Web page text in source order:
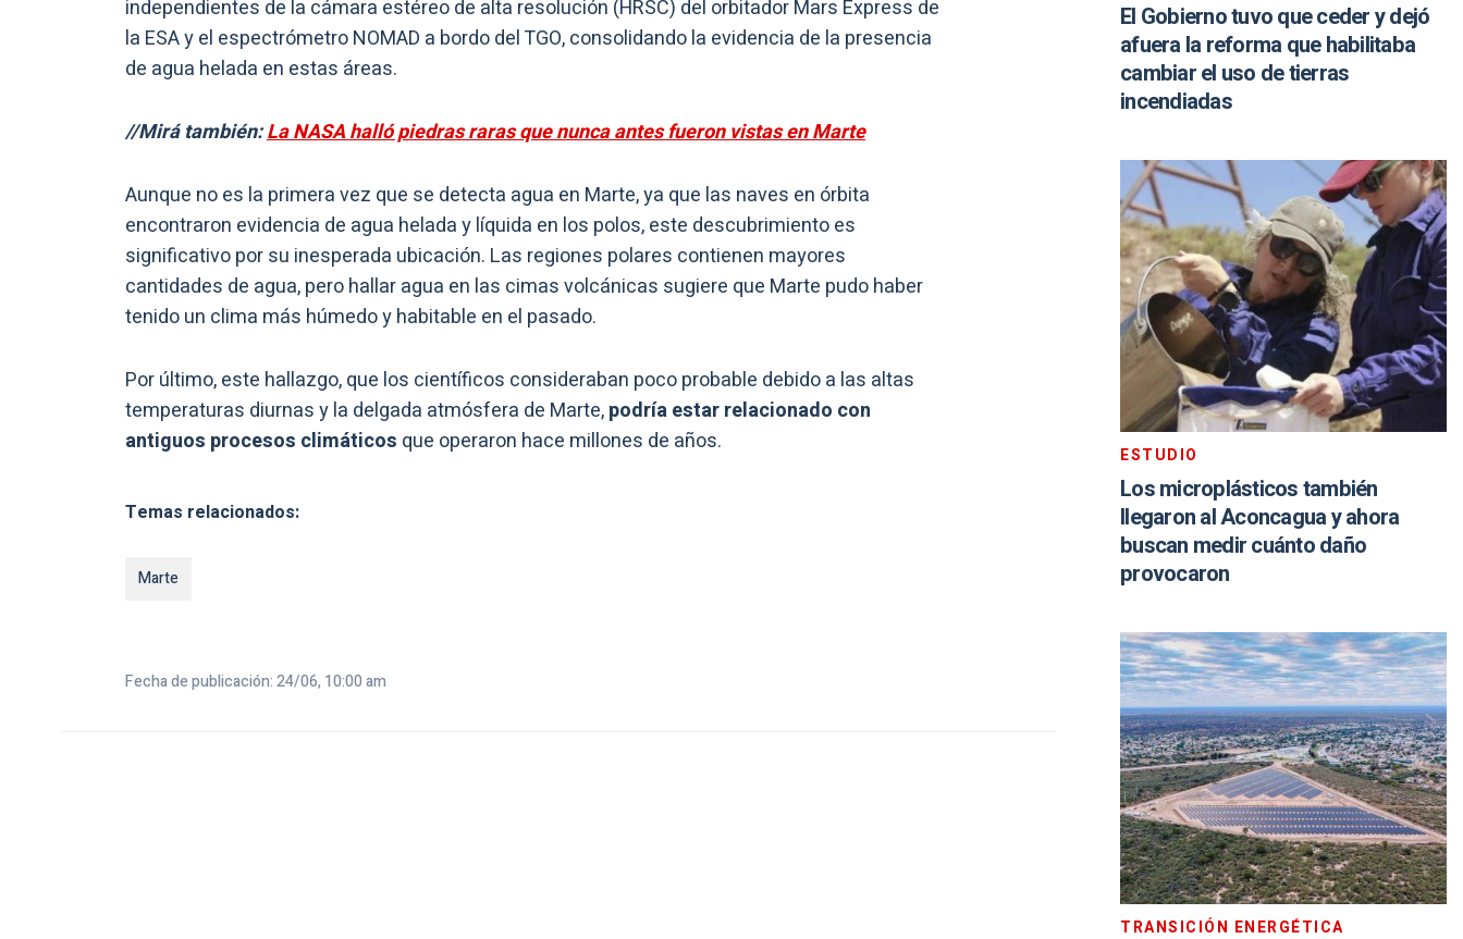
independientes de la cámara estéreo de alta resolución (HRSC) del orbitador Mars Express de
la ESA y el espectrómetro NOMAD a bordo del TGO, consolidando la evidencia de la presencia
de agua helada en estas áreas.
//Mirá también:La NASA halló piedras raras que nunca antes fueron vistas en Marte
Aunque no es la primera vez que se detecta agua en Marte, ya que las naves en órbita
encontraron evidencia de agua helada y líquida en los polos, este descubrimiento es
significativo por su inesperada ubicación. Las regiones polares contienen mayores
cantidades de agua, pero hallar agua en las cimas volcánicas sugiere que Marte pudo haber
tenido un clima más húmedo y habitable en el pasado.
Por último, este hallazgo, que los científicos consideraban poco probable debido a las altas
temperaturas diurnas y la delgada atmósfera de Marte,podría estar relacionado con
antiguos procesos climáticos que operaron hace millones de años.
Temas relacionados:
Marte
Fecha de publicación: 24/06, 10:00 am
El Gobierno tuvo que ceder y dejó
afuera la reforma que habilitaba
cambiar el uso de tierras
incendiadas
ESTUDIO
Los microplásticos también
llegaron al Aconcagua y ahora
buscan medir cuánto daño
provocaron
TRANSICIÓN ENERGÉTICA